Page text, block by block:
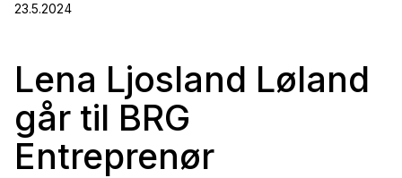
23.5.2024
Lena Ljosland Løland
går til BRG
Entreprenør